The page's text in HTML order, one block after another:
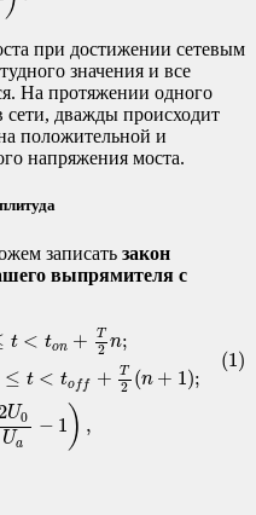
при достижении сетевым
значения и все
На протяжении одного
сети, дважды происходит
положительной и
напряжения моста.
записать закон
выпрямителя с
t < ton + T
2 n;
≤ t < toff + T
2 (n + 1);
U0
Ua
− 1 ) ,
(1)
T,